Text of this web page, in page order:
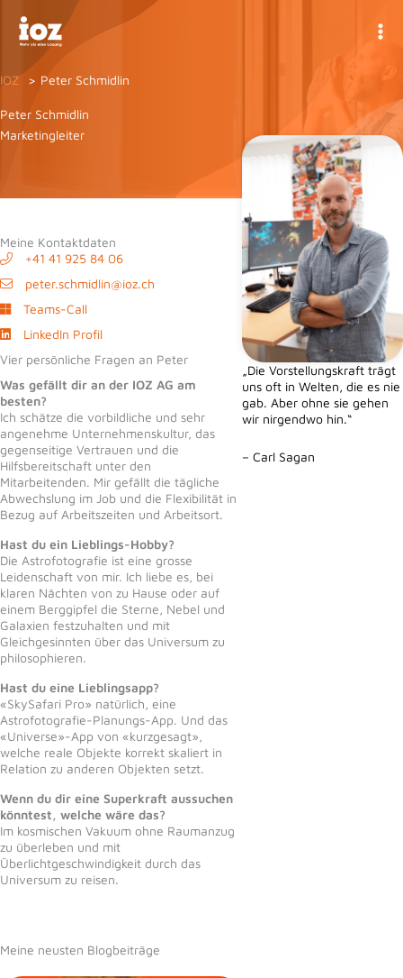
Inhalt
springen
IOZ Peter Schmidlin
Peter Schmidlin
Marketingleiter
Meine Kontaktdaten
+41 41 925 84 06
peter.schmidlin@ioz.ch
Teams-Call
LinkedIn Profil
Vier persönliche Fragen an Peter
Was gefällt dir an der IOZ AG am
besten?
Ich schätze die vorbildliche und sehr
angenehme Unternehmenskultur, das
gegenseitige Vertrauen und die
Hilfsbereitschaft unter den
Mitarbeitenden. Mir gefällt die tägliche
Abwechslung im Job und die Flexibilität in
Bezug auf Arbeitszeiten und Arbeitsort.
Hast du ein Lieblings-Hobby?
Die Astrofotografie ist eine grosse
Leidenschaft von mir. Ich liebe es, bei
klaren Nächten von zu Hause oder auf
einem Berggipfel die Sterne, Nebel und
Galaxien festzuhalten und mit
Gleichgesinnten über das Universum zu
philosophieren.
Hast du eine Lieblingsapp?
«SkySafari Pro» natürlich, eine
Astrofotografie-Planungs-App. Und das
«Universe»-App von «kurzgesagt»,
welche reale Objekte korrekt skaliert in
Relation zu anderen Objekten setzt.
Wenn du dir eine Superkraft aussuchen
könntest, welche wäre das?
Im kosmischen Vakuum ohne Raumanzug
zu überleben und mit
Überlichtgeschwindigkeit durch das
Universum zu reisen.
Meine neusten Blogbeiträge
„Die Vorstellungskraft trägt
uns oft in Welten, die es nie
gab. Aber ohne sie gehen
wir nirgendwo hin.“
– Carl Sagan